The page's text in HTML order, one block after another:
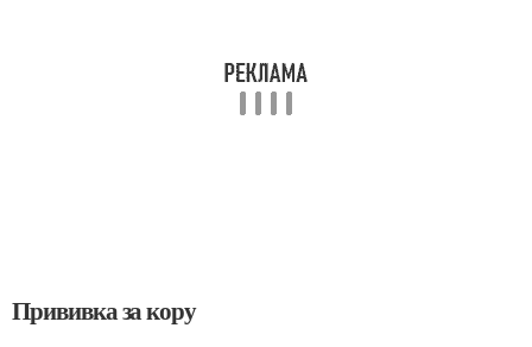
Прививка за кору